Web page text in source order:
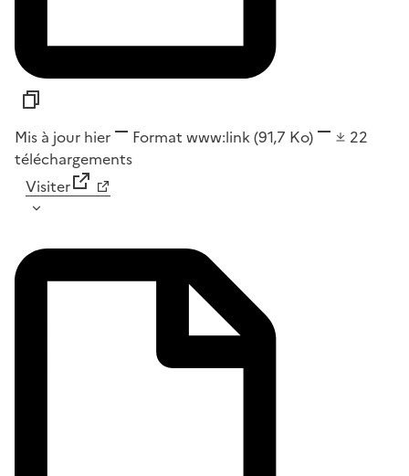
Mis à jour hier Format www:link (91,7 Ko)
22
téléchargements
Visiter